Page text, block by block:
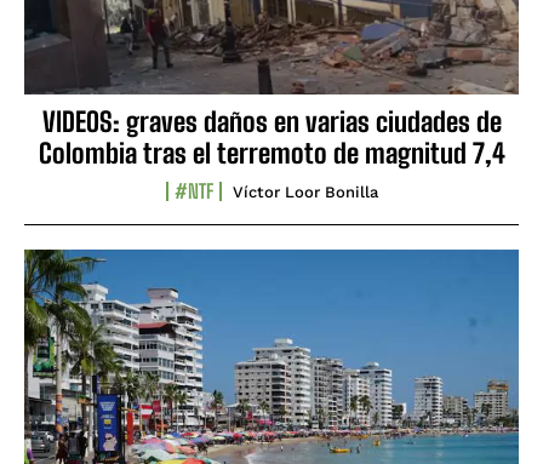
VIDEOS: graves daños en varias ciudades de
Colombia tras el terremoto de magnitud 7,4
#NTF Víctor Loor Bonilla